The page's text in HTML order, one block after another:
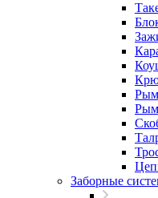
Рым
Заборные